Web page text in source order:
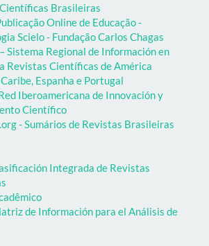
Brasileiras
Online de Educação -
Scielo - Fundação Carlos Chagas
Sistema Regional de Información en
Revistas Científicas de América
Espanha e Portugal
Iberoamericana de Innovación y
Científico
- Sumários de Revistas Brasileiras
Integrada de Revistas
de Información para el Análisis de